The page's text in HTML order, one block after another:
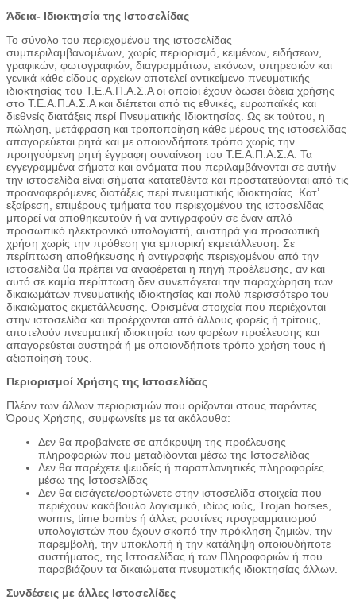
Άδεια- Ιδιοκτησία της Ιστοσελίδας
Το σύνολο του περιεχομένου της ιστοσελίδας
συμπεριλαμβανομένων, χωρίς περιορισμό, κειμένων, ειδήσεων,
γραφικών, φωτογραφιών, διαγραμμάτων, εικόνων, υπηρεσιών και
γενικά κάθε είδους αρχείων αποτελεί αντικείμενο πνευματικής
ιδιοκτησίας του Τ.Ε.Α.Π.Α.Σ.Α οι οποίοι έχουν δώσει άδεια χρήσης
στο Τ.Ε.Α.Π.Α.Σ.Α και διέπεται από τις εθνικές, ευρωπαϊκές και
διεθνείς διατάξεις περί Πνευματικής Ιδιοκτησίας. Ως εκ τούτου, η
πώληση, μετάφραση και τροποποίηση κάθε μέρους της ιστοσελίδας
απαγορεύεται ρητά και με οποιονδήποτε τρόπο χωρίς την
προηγούμενη ρητή έγγραφη συναίνεση του Τ.Ε.Α.Π.Α.Σ.Α. Τα
εγγεγραμμένα σήματα και ονόματα που περιλαμβάνονται σε αυτήν
την ιστοσελίδα είναι σήματα κατατεθέντα και προστατεύονται από τις
προαναφερόμενες διατάξεις περί πνευματικής ιδιοκτησίας. Κατ’
εξαίρεση, επιμέρους τμήματα του περιεχομένου της ιστοσελίδας
μπορεί να αποθηκευτούν ή να αντιγραφούν σε έναν απλό
προσωπικό ηλεκτρονικό υπολογιστή, αυστηρά για προσωπική
χρήση χωρίς την πρόθεση για εμπορική εκμετάλλευση. Σε
περίπτωση αποθήκευσης ή αντιγραφής περιεχομένου από την
ιστοσελίδα θα πρέπει να αναφέρεται η πηγή προέλευσης, αν και
αυτό σε καμία περίπτωση δεν συνεπάγεται την παραχώρηση των
δικαιωμάτων πνευματικής ιδιοκτησίας και πολύ περισσότερο του
δικαιώματος εκμετάλλευσης. Ορισμένα στοιχεία που περιέχονται
στην ιστοσελίδα και προέρχονται από άλλους φορείς ή τρίτους,
αποτελούν πνευματική ιδιοκτησία των φορέων προέλευσης και
απαγορεύεται αυστηρά ή με οποιονδήποτε τρόπο χρήση τους ή
αξιοποίησή τους.
Περιορισμοί Χρήσης της Ιστοσελίδας
Πλέον των άλλων περιορισμών που ορίζονται στους παρόντες
Όρους Χρήσης, συμφωνείτε με τα ακόλουθα:
Δεν θα προβαίνετε σε απόκρυψη της προέλευσης
πληροφοριών που μεταδίδονται μέσω της Ιστοσελίδας
Δεν θα παρέχετε ψευδείς ή παραπλανητικές πληροφορίες
μέσω της Ιστοσελίδας
Δεν θα εισάγετε/φορτώνετε στην ιστοσελίδα στοιχεία που
περιέχουν κακόβουλο λογισμικό, ιδίως ιούς, Trojan horses,
worms, time bombs ή άλλες ρουτίνες προγραμματισμού
υπολογιστών που έχουν σκοπό την πρόκληση ζημιών, την
παρεμβολή, την υποκλοπή ή την κατάληψη οποιουδήποτε
συστήματος, της Ιστοσελίδας ή των Πληροφοριών ή που
παραβιάζουν τα δικαιώματα πνευματικής ιδιοκτησίας άλλων.
Συνδέσεις με άλλες Ιστοσελίδες